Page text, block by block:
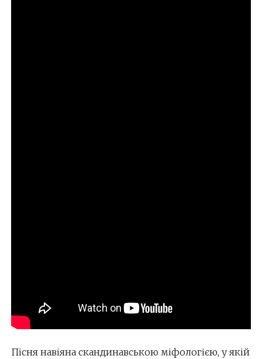
Пісня навіяна скандинавською міфологією, у якій